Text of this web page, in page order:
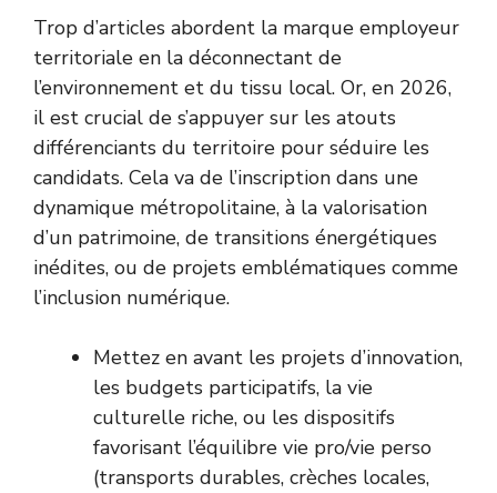
Trop d’articles abordent la marque employeur
territoriale en la déconnectant de
l’environnement et du tissu local. Or, en 2026,
il est crucial de s’appuyer sur les atouts
différenciants du territoire pour séduire les
candidats. Cela va de l’inscription dans une
dynamique métropolitaine, à la valorisation
d’un patrimoine, de transitions énergétiques
inédites, ou de projets emblématiques comme
l’inclusion numérique.
Mettez en avant les projets d’innovation,
les budgets participatifs, la vie
culturelle riche, ou les dispositifs
favorisant l’équilibre vie pro/vie perso
(transports durables, crèches locales,